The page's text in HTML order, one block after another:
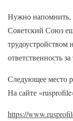
Нужно напомнить,
Советский Союз
трудоустройством
ответственность
Следующее место
На сайте
https://